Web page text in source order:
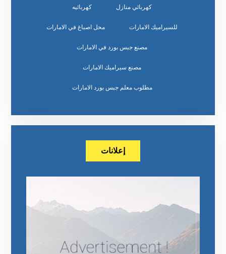
كهربائي منازل كهربائيه
للسيراميك الامارات محل اصباغ في الامارات
مصنع جبس بورد في الامارات
مصنع سيراميك الامارات
مطلوب معلم جبس بورد الامارات
إعلانات